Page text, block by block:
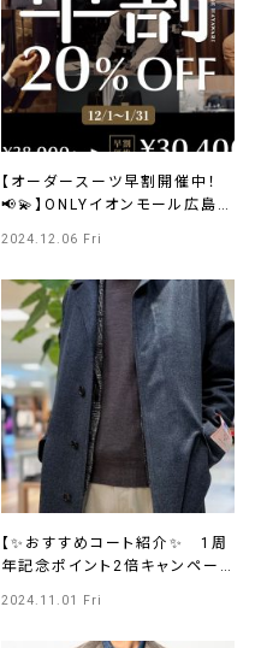
【オーダースーツ早割開催中！
📢💫】ONLYイオンモール広島
2024.12.06 Fri
【✨おすすめコート紹介✨ 1周
年記念ポイント2倍キャンペー
2024.11.01 Fri